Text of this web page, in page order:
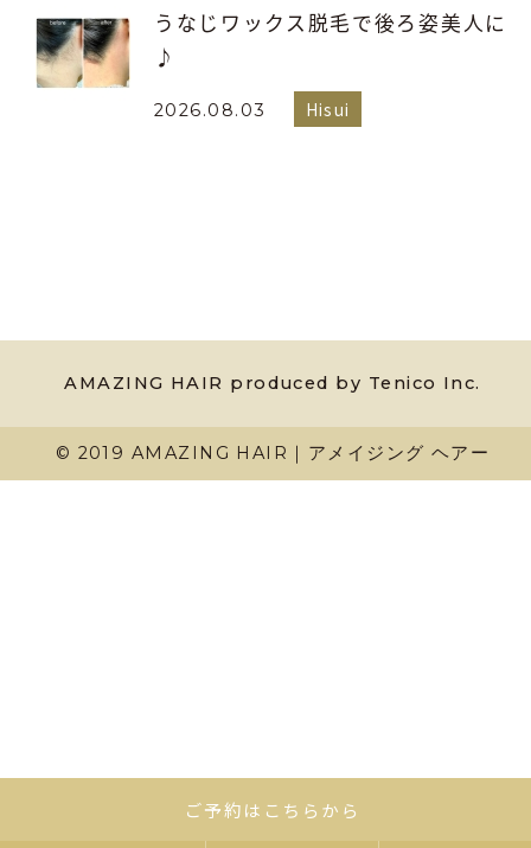
うなじワックス脱毛で後ろ姿美人に
♪
2026.08.03 Hisui
AMAZING HAIR produced by Tenico Inc.
© 2019 AMAZING HAIR｜アメイジング ヘアー
ご予約はこちらから